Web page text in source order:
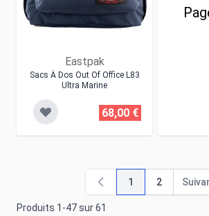
Eastpak
Sacs À Dos Out Of Office L83
Ultra Marine
68,00 €
Produits 1 -47sur61
Vous lisez
1
Page
2
Page